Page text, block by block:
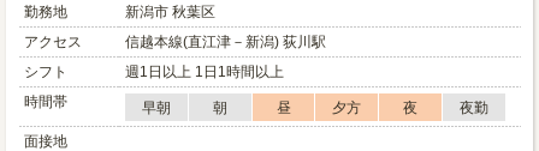
勤務地
新潟市 秋葉区
アクセス
信越本線(直江津－新潟) 荻川駅
シフト
週1日以上 1日1時間以上
時間帯
早朝 朝 昼 夕方 夜
夜勤
面接地